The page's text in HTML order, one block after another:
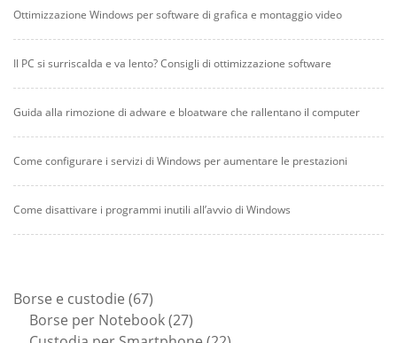
Ottimizzazione Windows per software di grafica e montaggio video
Il PC si surriscalda e va lento? Consigli di ottimizzazione software
Guida alla rimozione di adware e bloatware che rallentano il computer
Come configurare i servizi di Windows per aumentare le prestazioni
Come disattivare i programmi inutili all’avvio di Windows
Borse e custodie 6767
prodotti
Borse per Notebook 2727